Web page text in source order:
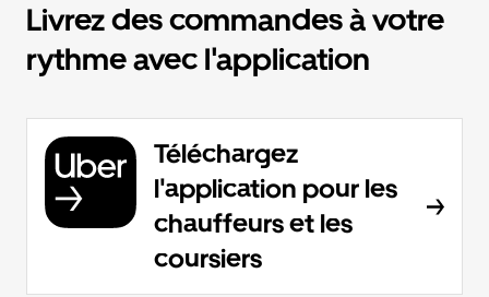
Livrez des commandes à votre
rythme avec l'application
Téléchargez
l'application pour les
chauffeurs et les
coursiers